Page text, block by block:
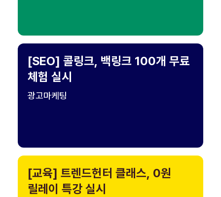
[SEO] 콜링크, 백링크 100개 무료
체험 실시
광고마케팅
[교육] 트렌드헌터 클래스, 0원
릴레이 특강 실시